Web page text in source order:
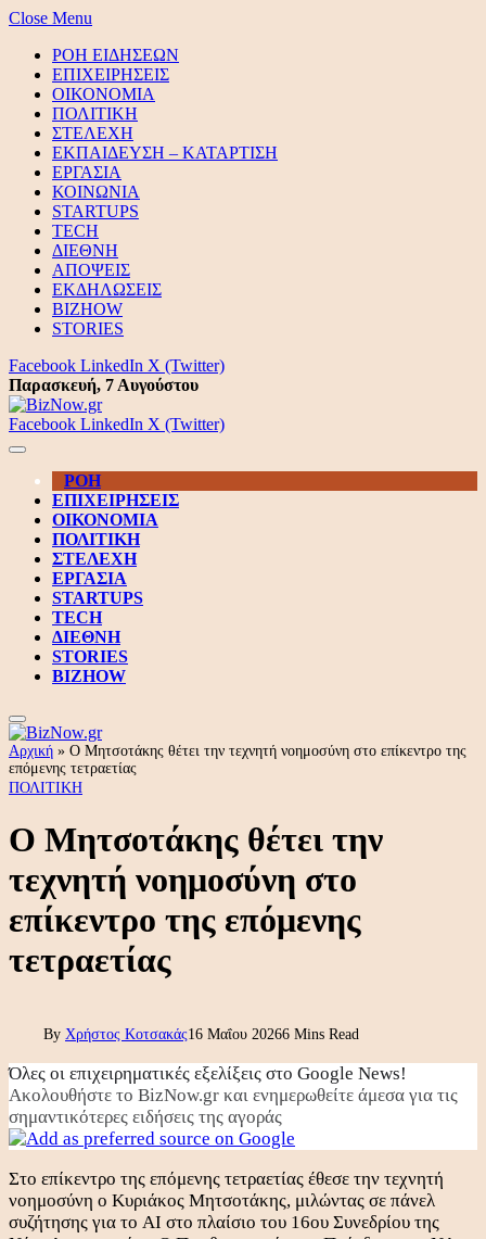
Close Menu
ΡΟΗ ΕΙΔΗΣΕΩΝ
ΕΠΙΧΕΙΡΗΣΕΙΣ
ΟΙΚΟΝΟΜΙΑ
ΠΟΛΙΤΙΚΗ
ΣΤΕΛΕΧΗ
ΕΚΠΑΙΔΕΥΣΗ – ΚΑΤΑΡΤΙΣΗ
ΕΡΓΑΣΙΑ
ΚΟΙΝΩΝΙΑ
STARTUPS
TECH
ΔΙΕΘΝΗ
ΑΠΟΨΕΙΣ
ΕΚΔΗΛΩΣΕΙΣ
BIZHOW
STORIES
Facebook LinkedIn X (Twitter)
Παρασκευή, 7 Αυγούστου
Facebook LinkedIn X (Twitter)
ΡΟΗ
ΕΠΙΧΕΙΡΗΣΕΙΣ
ΟΙΚΟΝΟΜΙΑ
ΠΟΛΙΤΙΚΗ
ΣΤΕΛΕΧΗ
ΕΡΓΑΣΙΑ
STARTUPS
TECH
ΔΙΕΘΝΗ
STORIES
BIZHOW
Αρχική » Ο Μητσοτάκης θέτει την τεχνητή νοημοσύνη στο επίκεντρο της
επόμενης τετραετίας
ΠΟΛΙΤΙΚΗ
Ο Μητσοτάκης θέτει την
τεχνητή νοημοσύνη στο
επίκεντρο της επόμενης
τετραετίας
By Χρήστος Κοτσακάς16 Μαΐου 20266 Mins Read
Όλες οι επιχειρηματικές εξελίξεις στο Google News!
Ακολουθήστε το BizNow.gr και ενημερωθείτε άμεσα για τις
σημαντικότερες ειδήσεις της αγοράς
Στο επίκεντρο της επόμενης τετραετίας έθεσε την τεχνητή
νοημοσύνη ο Κυριάκος Μητσοτάκης, μιλώντας σε πάνελ
συζήτησης για το AI στο πλαίσιο του 16ου Συνεδρίου της